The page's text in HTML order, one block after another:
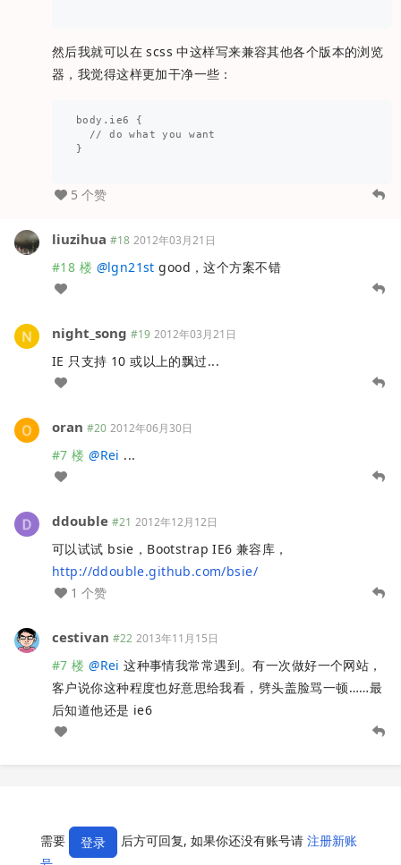
然后我就可以在 scss 中这样写来兼容其他各个版本的浏览
器，我觉得这样更加干净一些：
body.ie6 {
  // do what you want
}
5 个赞
liuzihua #18 2012年03月21日
#18 楼 @lgn21st good，这个方案不错
night_song #19 2012年03月21日
IE 只支持 10 或以上的飘过...
oran #20 2012年06月30日
#7 楼 @Rei ...
ddouble #21 2012年12月12日
可以试试 bsie，Bootstrap IE6 兼容库，
http://ddouble.github.com/bsie/
1 个赞
cestivan #22 2013年11月15日
#7 楼 @Rei 这种事情我常常遇到。有一次做好一个网站，
客户说你这种程度也好意思给我看，劈头盖脸骂一顿……最
后知道他还是 ie6
需要 登录 后方可回复, 如果你还没有账号请 注册新账